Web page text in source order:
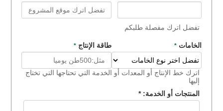
تفضل اترك مفصلة طلبكم
الخامات* طاقة الإنتاج *
اترك خط الإنتاج أو المعدات أو الخدمة التي تحتاجها التي تختاج
إليها
المنتجات أو الخدمة:*